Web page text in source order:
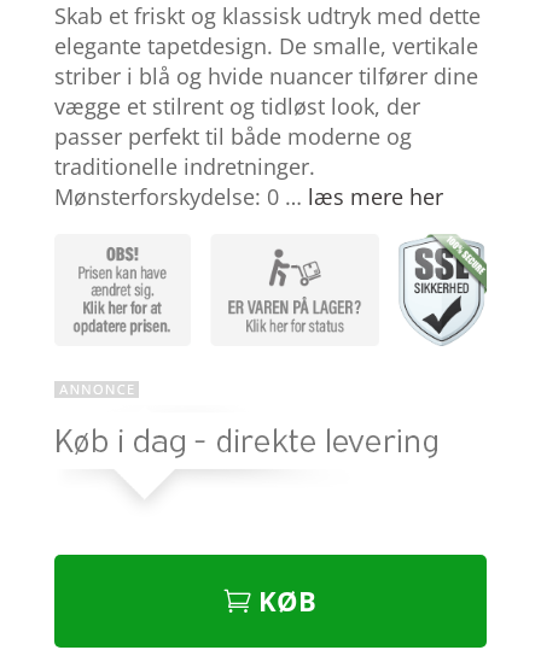
ud af 5
baseret
på
kundebedø
mmelser
Skab et friskt og klassisk udtryk med dette
elegante tapetdesign. De smalle, vertikale
striber i blå og hvide nuancer tilfører dine
vægge et stilrent og tidløst look, der
passer perfekt til både moderne og
traditionelle indretninger.
Mønsterforskydelse: 0 … læs mere her
KØB